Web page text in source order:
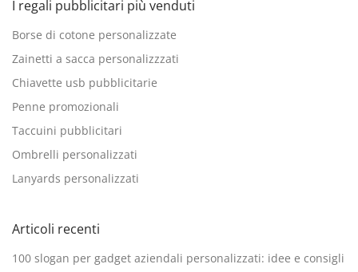
I regali pubblicitari più venduti
Borse di cotone personalizzate
Zainetti a sacca personalizzzati
Chiavette usb pubblicitarie
Penne promozionali
Taccuini pubblicitari
Ombrelli personalizzati
Lanyards personalizzati
Articoli recenti
100 slogan per gadget aziendali personalizzati: idee e consigli